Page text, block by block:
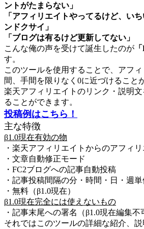
ントがたまらない」
「アフィリエイトやってるけど、い
ンドクサイ」
「ブログは有るけど更新してない」
こんな俺の声を受けて誕生したのが
す。
このツールを使用することで、アフ
間、手間を限りなく0に近づけること
楽天アフィリエイトのリンク・説明
ることができます。
投稿例はこちら！
主な特徴
β1.0現在有効の物
・楽天アフィリエイトからのアフィ
・文章自動修正モード
・FC2ブログへの記事自動投稿
・記事投稿間隔の分・時間・日・週
・無料（β1.0現在）
β1.0現在完全には使えないもの
・記事末尾への署名（β1.0現在編集不
それではこのツールの詳細な紹介、説